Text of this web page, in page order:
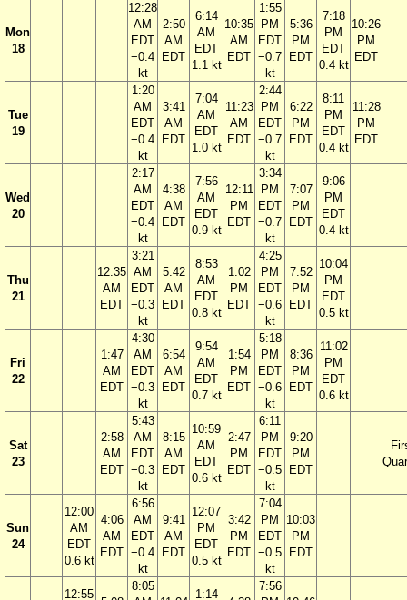
Mon
18
12:28
AM
EDT
−0.4
kt
2:50
AM
EDT
6:14
AM
EDT
1.1 kt
10:35
AM
EDT
1:55
PM
EDT
−0.7
kt
5:36
PM
EDT
7:18
PM
EDT
0.4 kt
10:26
PM
EDT
Tue
19
1:20
AM
EDT
−0.4
kt
3:41
AM
EDT
7:04
AM
EDT
1.0 kt
11:23
AM
EDT
2:44
PM
EDT
−0.7
kt
6:22
PM
EDT
8:11
PM
EDT
0.4 kt
11:28
PM
EDT
Wed
20
2:17
AM
EDT
−0.4
kt
4:38
AM
EDT
7:56
AM
EDT
0.9 kt
12:11
PM
EDT
3:34
PM
EDT
−0.7
kt
7:07
PM
EDT
9:06
PM
EDT
0.4 kt
Thu
21
12:35
AM
EDT
3:21
AM
EDT
−0.3
kt
5:42
AM
EDT
8:53
AM
EDT
0.8 kt
1:02
PM
EDT
4:25
PM
EDT
−0.6
kt
7:52
PM
EDT
10:04
PM
EDT
0.5 kt
Fri
22
1:47
AM
EDT
4:30
AM
EDT
−0.3
kt
6:54
AM
EDT
9:54
AM
EDT
0.7 kt
1:54
PM
EDT
5:18
PM
EDT
−0.6
kt
8:36
PM
EDT
11:02
PM
EDT
0.6 kt
Sat
23
2:58
AM
EDT
5:43
AM
EDT
−0.3
kt
8:15
AM
EDT
10:59
AM
EDT
0.6 kt
2:47
PM
EDT
6:11
PM
EDT
−0.5
kt
9:20
PM
EDT
Sun
24
12:00
AM
EDT
0.6 kt
4:06
AM
EDT
6:56
AM
EDT
−0.4
kt
9:41
AM
EDT
12:07
PM
EDT
0.5 kt
3:42
PM
EDT
7:04
PM
EDT
−0.5
kt
10:03
PM
EDT
12:55
8:05
1:14
7:56